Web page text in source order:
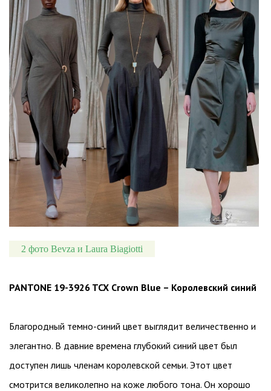
2 фото Bevza и Laura Biagiotti
PANTONE 19-3926 TCX Crown Blue – Королевский синий
Благородный темно-синий цвет выглядит величественно и
элегантно. В давние времена глубокий синий цвет был
доступен лишь членам королевской семьи. Этот цвет
смотрится великолепно на коже любого тона. Он хорошо